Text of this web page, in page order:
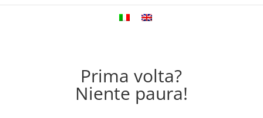
Prima volta?
Niente paura!